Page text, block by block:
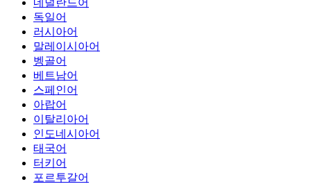
네덜란드어
독일어
러시아어
말레이시아어
벵골어
베트남어
스페인어
아랍어
이탈리아어
인도네시아어
태국어
터키어
포르투갈어